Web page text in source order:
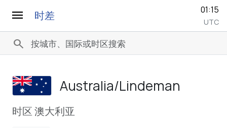
menu 时差 01:15
UTC
search
Australia/­Lindeman
时区 澳大利亚